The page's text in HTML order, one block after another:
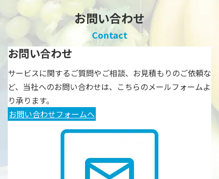
お問い合わせ
Contact
お問い合わせ
サービスに関するご質問やご相談、お見積もりのご依頼な
ど、当社へのお問い合わせは、こちらのメールフォームよ
り承ります。
お問い合わせフォームへ